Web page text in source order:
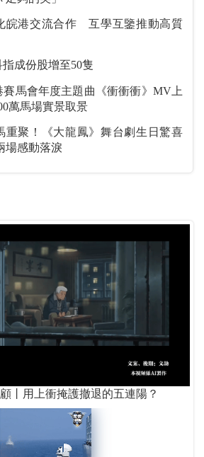
皖港交流合作 互學互鑒推動高質
成份股增至50隻
賽馬會年度主題曲《衝衝衝》MV上
萬馬場實景取景
重聚！《大龍鳳》舞台劇生日驚喜
場感動落淚
丨用上衝掩護撤退的五連陽？